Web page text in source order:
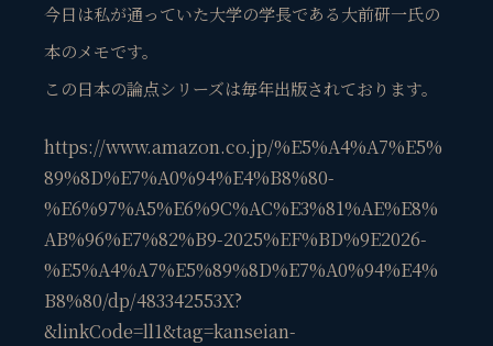
今日は私が通っていた大学の学長である大前研一氏の
本のメモです。
この日本の論点シリーズは毎年出版されております。
https://www.amazon.co.jp/%E5%A4%A7%E5%
89%8D%E7%A0%94%E4%B8%80-
%E6%97%A5%E6%9C%AC%E3%81%AE%E8%
AB%96%E7%82%B9-2025%EF%BD%9E2026-
%E5%A4%A7%E5%89%8D%E7%A0%94%E4%
B8%80/dp/483342553X?
&linkCode=ll1&tag=kanseian-